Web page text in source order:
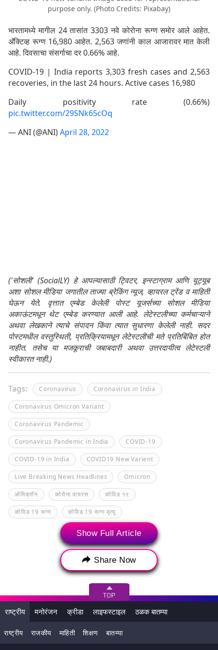
purpose only. (Photo Credits: Pixabay)
भारतामध्ये मागील 24 तासांत 3303 नवे कोरोना रूग्ण समोर आले आहेत.
अ‍ॅक्टिव्ह रूग्ण 16,980 आहेत. 2,563 जणांनी काल आजारावर मात केली
आहे. दिवसाचा संसर्गाचा दर 0.66% आहे.
COVID-19 | India reports 3,303 fresh cases and 2,563
recoveries, in the last 24 hours. Active cases 16,980
Daily positivity rate (0.66%)
pic.twitter.com/29SNk65cOq
— ANI (@ANI)April 28, 2022
('सोशली' (SocialLY) हे आपल्यासाठी ट्विटर, इन्स्टाग्राम आणि यूट्यूब
अशा सोशल मीडिया जगातील ताज्या ब्रेकिंग न्यूज, व्हायरल ट्रेंड व माहिती
घेऊन येते. वृत्तात एम्बेड केलेली पोस्ट यूजर्सच्या सोशल मीडिया
अकाऊंटमधून थेट एम्बेड करण्यात आली आहे. लेटेस्टलीच्या कर्मचाऱ्याने
अथवा लेखकाने त्याचे संपादन किंवा त्यात सुधारणा केलेली नाही. सदर
पोस्टमधील वस्तुस्थिती, प्रतिक्रियामधून लेटेस्टलीची मते प्रतिबिंबित होत
नाहीत. तसेच या मजकूराची जबाबदारी अथवा उत्तरदायीत्व लेटेस्टली
स्वीकारत नाही.)
Tags: Coronavirus Coronavirus in India
Coronavirus Omicron Variant
Coronavirus Pandemic
Coronavirus Pandemic in India COVID-19
COVID-19 in India COVID19 New Varient
Live Breaking News Headlines Omicron
ओमिक्रॉन कोरोना वायरस कोविड १९
कोविड 19 रूग्ण कोविड 19 रूग्ण मृत्यू
भारतातील कोरोना मृत्यू भारतातील कोरोना रुग्ण
Show Full Article
Share Now
राष्ट्रीय मनोरंजन क्रीडा लाइफस्टाइल ठळक बातम्या
राष्ट्रीय राजकीय माहिती शिक्षण बातम्या